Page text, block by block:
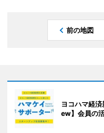
前の地図
ヨコハマ経
ew】会員の